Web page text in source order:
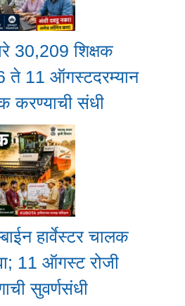
30,209 शिक्षक
ते 11 ऑगस्टदरम्यान
करण्याची संधी
हार्वेस्टर चालक
11 ऑगस्ट रोजी
सुवर्णसंधी